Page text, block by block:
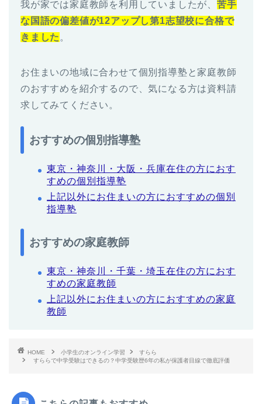
我が家では家庭教師を利用していましたが、 苦手
な国語の偏差値が12アップし第1志望校に合格で
きました 。
お住まいの地域に合わせて個別指導塾と家庭教師
のおすすめを紹介するので、気になる方は資料請
求してみてください。
おすすめの個別指導塾
東京・神奈川・大阪・兵庫在住の方におす
すめの個別指導塾
上記以外にお住まいの方におすすめの個別
指導塾
おすすめの家庭教師
東京・神奈川・千葉・埼玉在住の方におす
すめの家庭教師
上記以外にお住まいの方におすすめの家庭
教師
HOME 小学生のオンライン学習
すらら
すららで中学受験はできるの？中学受験歴6年の私が保護者目線で徹底評価